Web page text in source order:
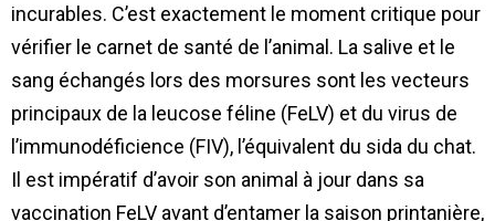
incurables. C’est exactement le moment critique pour
vérifier le carnet de santé de l’animal. La salive et le
sang échangés lors des morsures sont les vecteurs
principaux de la leucose féline (FeLV) et du virus de
l’immunodéficience (FIV), l’équivalent du sida du chat.
Il est impératif d’avoir son animal à jour dans sa
vaccination FeLV avant d’entamer la saison printanière,